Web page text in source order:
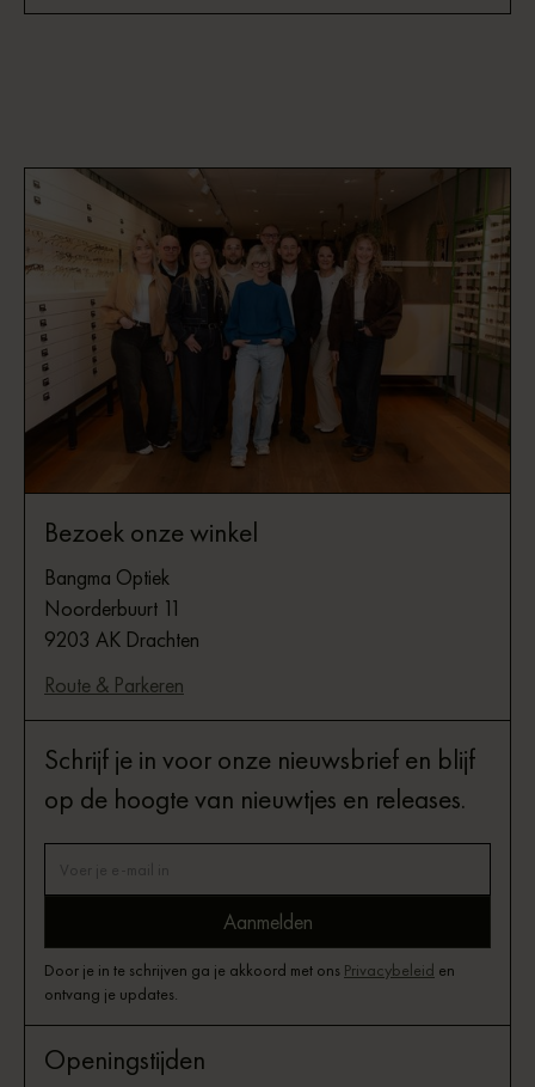
Bezoek onze winkel
Bangma Optiek
Noorderbuurt 11
9203 AK Drachten
Route & Parkeren
Schrijf je in voor onze nieuwsbrief en blijf
op de hoogte van nieuwtjes en releases.
Door je in te schrijven ga je akkoord met ons Privacybeleid en
ontvang je updates.
Openingstijden